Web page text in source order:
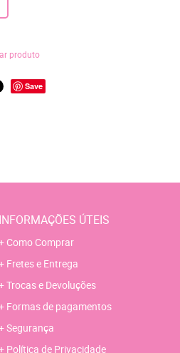
produto
Save
INFORMAÇÕES ÚTEIS
Como Comprar
Fretes e Entrega
Trocas e Devoluções
Formas de pagamentos
Segurança
Política de Privacidade